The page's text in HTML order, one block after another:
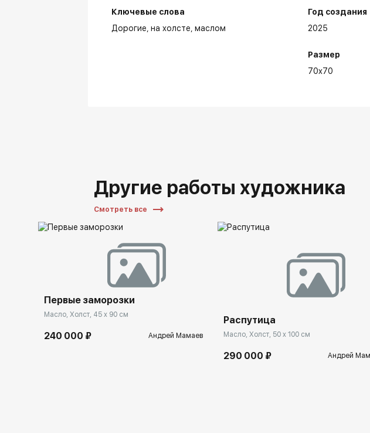
Ключевые слова
Дорогие на холсте маслом
Год создания
2025
Размер
70x70
Другие работы художника
Смотреть все
Первые заморозки
Масло, Холст, 45 x 90 см
240 000 ₽ Андрей Мамаев
Распутица
Масло, Холст, 50 x 100 см
290 000 ₽ Андрей